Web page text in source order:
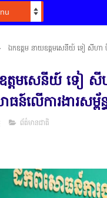
ឯកឧត្តម នាយឧត្តមសេនីយ៍ ទៀ សីហា
ត្តមសេនីយ៍ ទៀ សី
លើការងារសម្ព័ន្
ព័ត៌មានជាតិ